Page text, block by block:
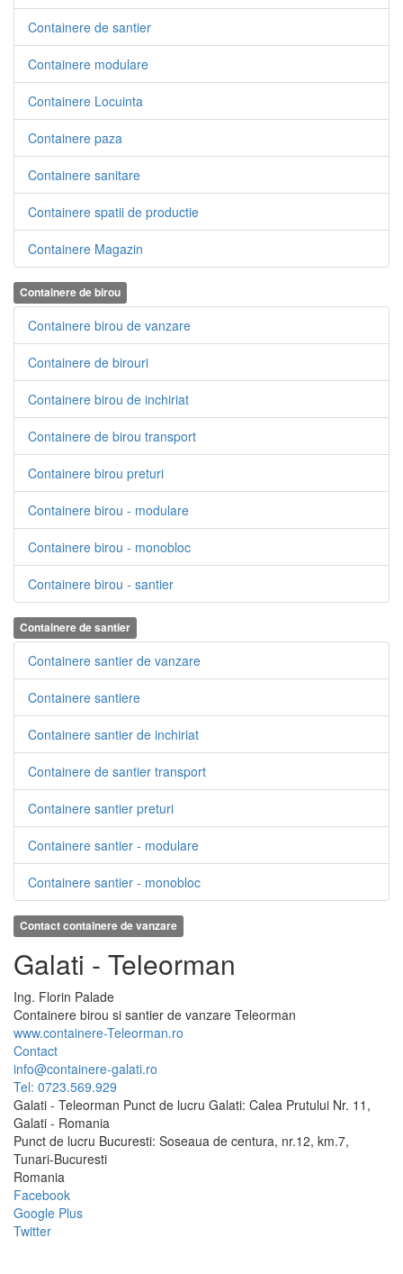
Containere de santier
Containere modulare
Containere Locuinta
Containere paza
Containere sanitare
Containere spatii de productie
Containere Magazin
Containere de birou
Containere birou de vanzare
Containere de birouri
Containere birou de inchiriat
Containere de birou transport
Containere birou preturi
Containere birou - modulare
Containere birou - monobloc
Containere birou - santier
Containere de santier
Containere santier de vanzare
Containere santiere
Containere santier de inchiriat
Containere de santier transport
Containere santier preturi
Containere santier - modulare
Containere santier - monobloc
Contact containere de vanzare
Galati - Teleorman
Ing. Florin Palade
Containere birou si santier de vanzare Teleorman
www.containere-Teleorman.ro
Contact
info@containere-galati.ro
Tel: 0723.569.929
Galati - Teleorman Punct de lucru Galati: Calea Prutului Nr. 11,
Galati - Romania
Punct de lucru Bucuresti: Soseaua de centura, nr.12, km.7,
Tunari-Bucuresti
Romania
Facebook
Google Plus
Twitter